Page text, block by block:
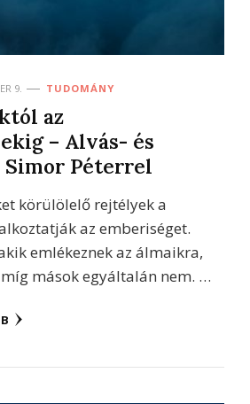
9. TUDOMÁNY
az
– Alvás- és
Péterrel
körülölelő rejtélyek a
az emberiséget.
emlékeznek az álmaikra,
míg mások egyáltalán nem. …